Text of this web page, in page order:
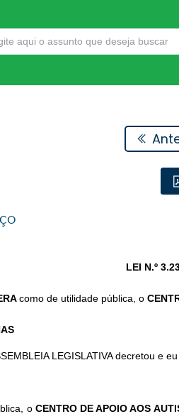
LEI N.º
como de utilidade pública, o
LEGISLATIVA decretou e
o CENTRO DE APOIO AOS